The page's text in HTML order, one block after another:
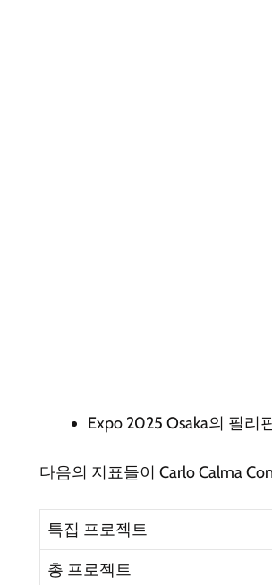
Expo 2025 Osaka의 필리
다음의 지표들이 Carlo Calma
특집 프로젝트
총 프로젝트